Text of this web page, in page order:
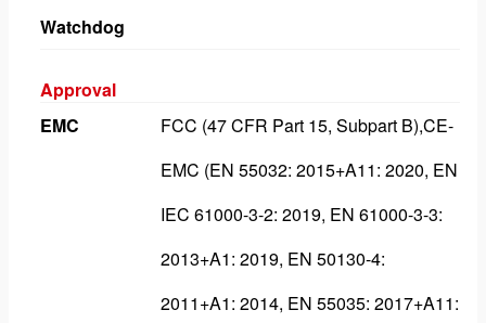
Watchdog
Approval
EMC
FCC (47 CFR Part 15, Subpart B),CE-
EMC (EN 55032: 2015+A11: 2020, EN
IEC 61000-3-2: 2019, EN 61000-3-3:
2013+A1: 2019, EN 50130-4:
2011+A1: 2014, EN 55035: 2017+A11: